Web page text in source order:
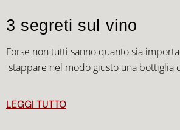
3 segreti sul vino
Forse non tutti sanno quanto sia
stappare nel modo giusto una bottiglia
LEGGI TUTTO